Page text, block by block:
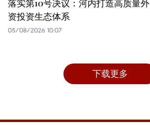
落实第10号决议：河内打造高质量外
资投资生态体系
05/08/2026 10:07
下载更多